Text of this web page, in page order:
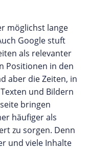
möglichst lange
Google stuft
als relevanter
Positionen in den
aber die Zeiten, in
und Bildern
bringen
häufiger als
zu sorgen. Denn
und viele Inhalte